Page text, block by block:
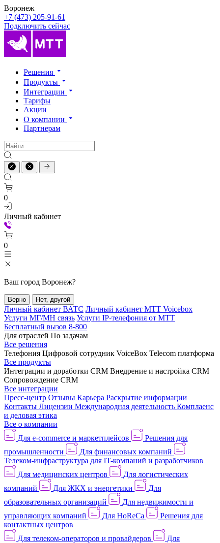
Воронеж
+7 (473) 205-91-61
Подключить сейчас
Решения
Продукты
Интеграции
Тарифы
Акции
О компании
Партнерам
0
Личный кабинет
0
Ваш город Воронеж?
Верно Нет, другой
Личный кабинет ВАТС Личный кабинет МТТ Voicebox
Услуги МГ/МН связь Услуги IP-телефония от МТТ
Бесплатный вызов 8-800
Для отраслей По задачам
Все решения
Телефония Цифровой сотрудник VoiceBox Telecom платформа
Все продукты
Интеграции и доработки CRM Внедрение и настройка CRM
Сопровождение CRM
Все интеграции
Пресс-центр Отзывы Карьера Раскрытие информации
Контакты Лицензии Международная деятельность Комплаенс
и деловая этика
Все о компании
Для e-commerce и маркетплейсов
Решения для
промышленности
Для финансовых компаний
Телеком-инфраструктура для IT-компаний и разработчиков
Для медицинских центров
Для логистических
компаний
Для ЖКХ и энергетики
Для
образовательных организаций
Для недвижимости и
управляющих компаний
Для HoReCa
Решения для
контактных центров
Для телеком-операторов и провайдеров
Для